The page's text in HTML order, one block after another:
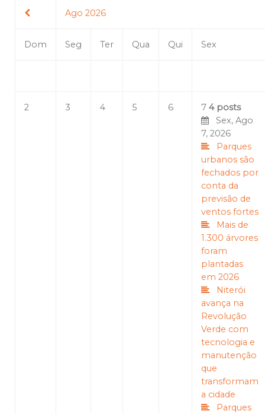
Ago 2026
Dom Seg Ter Qua Qui Sex
2 3 4 5 6 7 4 posts
Sex, Ago
7, 2026
Parques
urbanos são
fechados por
conta da
previsão de
ventos fortes
Mais de
1.300 árvores
foram
plantadas
em 2026
Niterói
avança na
Revolução
Verde com
tecnologia e
manutenção
que
transformam
a cidade
Parques